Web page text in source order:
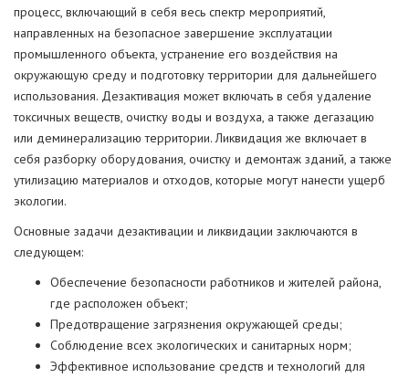
процесс, включающий в себя весь спектр мероприятий,
направленных на безопасное завершение эксплуатации
промышленного объекта, устранение его воздействия на
окружающую среду и подготовку территории для дальнейшего
использования. Дезактивация может включать в себя удаление
токсичных веществ, очистку воды и воздуха, а также дегазацию
или деминерализацию территории. Ликвидация же включает в
себя разборку оборудования, очистку и демонтаж зданий, а также
утилизацию материалов и отходов, которые могут нанести ущерб
экологии.
Основные задачи дезактивации и ликвидации заключаются в
следующем:
Обеспечение безопасности работников и жителей района,
где расположен объект;
Предотвращение загрязнения окружающей среды;
Соблюдение всех экологических и санитарных норм;
Эффективное использование средств и технологий для